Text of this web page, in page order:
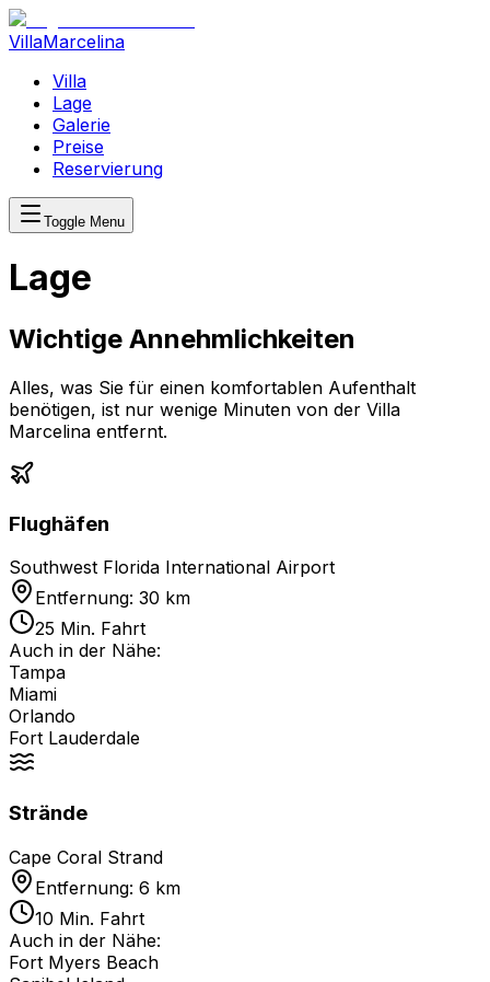
VillaMarcelina
Villa
Lage
Galerie
Preise
Reservierung
Toggle Menu
Lage
Wichtige Annehmlichkeiten
Alles, was Sie für einen komfortablen Aufenthalt
benötigen, ist nur wenige Minuten von der Villa
Marcelina entfernt.
Flughäfen
Southwest Florida International Airport
Entfernung: 30 km
25 Min. Fahrt
Auch in der Nähe:
Tampa
Miami
Orlando
Fort Lauderdale
Strände
Cape Coral Strand
Entfernung: 6 km
10 Min. Fahrt
Auch in der Nähe:
Fort Myers Beach